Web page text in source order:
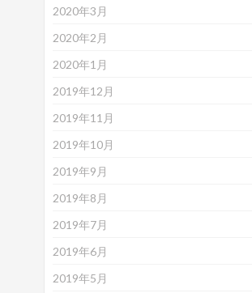
2020年3月
2020年2月
2020年1月
2019年12月
2019年11月
2019年10月
2019年9月
2019年8月
2019年7月
2019年6月
2019年5月